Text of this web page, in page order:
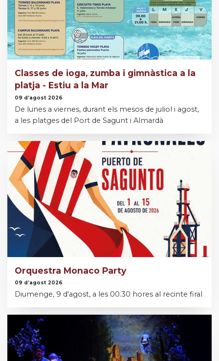
Classes de ioga, zumba i gimnàstica a la
platja - Estiu a la Mar
09 d’agost 2026
De lunes a viernes, durant els mesos de juliol i agost,
a les platges del Port de Sagunt i Almardà
Orquestra Monaco Party
09 d’agost 2026
Diumenge, 9 d'agost, a les 00.30 hores al recinte firal